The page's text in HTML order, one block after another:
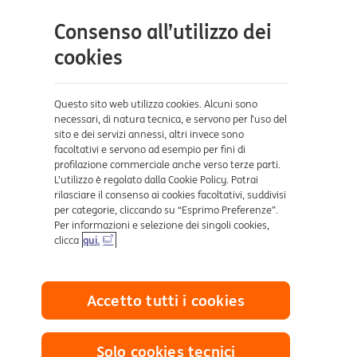
Aiuto e supporto
Dove ci trovi
Certificazioni
Collegamenti utili
Mappa del sito
Consenso all’utilizzo dei
cookies
Questo sito web utilizza cookies. Alcuni sono
necessari, di natura tecnica, e servono per l’uso del
sito e dei servizi annessi, altri invece sono
facoltativi e servono ad esempio per fini di
profilazione commerciale anche verso terze parti.
L’utilizzo è regolato dalla Cookie Policy. Potrai
rilasciare il consenso ai cookies facoltativi, suddivisi
per categorie, cliccando su “Esprimo Preferenze”.
Per informazioni e selezione dei singoli cookies,
clicca qui.
Solo cookies tecnici
Accetto tutti i cookies